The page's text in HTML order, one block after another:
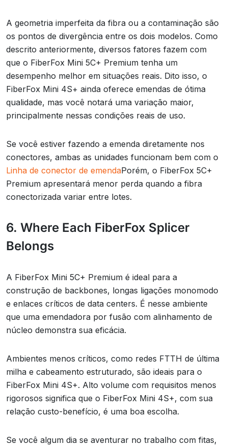
A geometria imperfeita da fibra ou a contaminação são
os pontos de divergência entre os dois modelos. Como
descrito anteriormente, diversos fatores fazem com
que o FiberFox Mini 5C+ Premium tenha um
desempenho melhor em situações reais. Dito isso, o
FiberFox Mini 4S+ ainda oferece emendas de ótima
qualidade, mas você notará uma variação maior,
principalmente nessas condições reais de uso.
Se você estiver fazendo a emenda diretamente nos
conectores, ambas as unidades funcionam bem com o
Linha de conector de emendaPorém, o FiberFox 5C+
Premium apresentará menor perda quando a fibra
conectorizada variar entre lotes.
6. Where Each FiberFox Splicer
Belongs
A FiberFox Mini 5C+ Premium é ideal para a
construção de backbones, longas ligações monomodo
e enlaces críticos de data centers. É nesse ambiente
que uma emendadora por fusão com alinhamento de
núcleo demonstra sua eficácia.
Ambientes menos críticos, como redes FTTH de última
milha e cabeamento estruturado, são ideais para o
FiberFox Mini 4S+. Alto volume com requisitos menos
rigorosos significa que o FiberFox Mini 4S+, com sua
relação custo-benefício, é uma boa escolha.
Se você algum dia se aventurar no trabalho com fitas,